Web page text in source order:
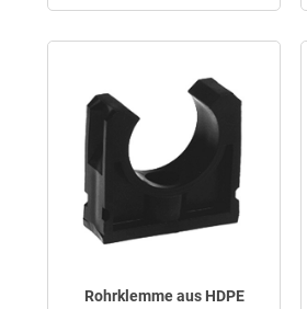
Rohrklemme aus HDPE